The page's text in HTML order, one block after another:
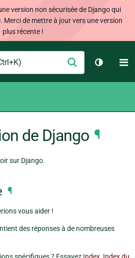
version non sécurisée de Django qui
Merci de mettre à jour vers une version
plus récente !
Envoyer
Changer
de Django ¶
sur Django.
¶
vous aider !
des réponses à de nombreuses